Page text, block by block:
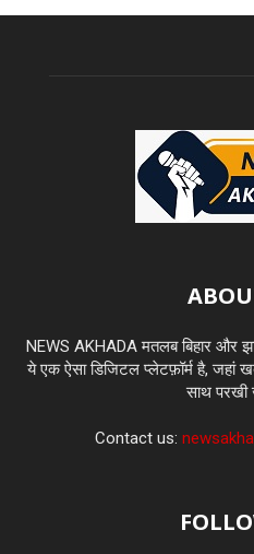
NEWS AKHADA मतलब बिहार और
ये एक ऐसा डिजिटल प्लेटफ़ॉर्म है, जहां
साथ परखी
Contact us: